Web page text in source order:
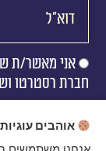
אני מאשר/ת
חברת רסטרטו
אוהבים